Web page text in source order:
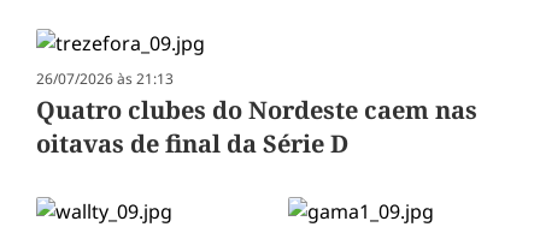
26/07/2026 às 21:13
Quatro clubes do Nordeste caem nas
oitavas de final da Série D